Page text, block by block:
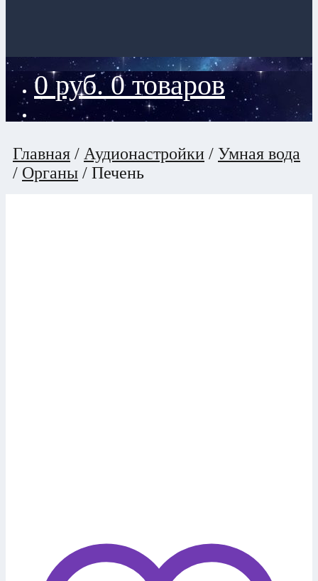
0руб. 0 товаров
Главная / Аудионастройки / Умная вода
/ Органы / Печень